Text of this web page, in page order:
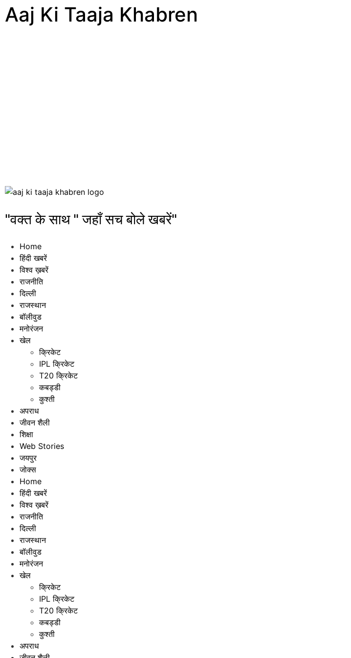
Aaj Ki Taaja Khabren
"वक्त के साथ " जहाँ सच बोले खबरें"
Home
हिंदी खबरें
विश्व ख़बरें
राजनीति
दिल्ली
राजस्थान
बॉलीवुड
मनोरंजन
खेल
क्रिकेट
IPL क्रिकेट
T20 क्रिकेट
कबड्डी
कुश्ती
अपराध
जीवन शैली
शिक्षा
Web Stories
जयपुर
जोक्स
Home
हिंदी खबरें
विश्व ख़बरें
राजनीति
दिल्ली
राजस्थान
बॉलीवुड
मनोरंजन
खेल
क्रिकेट
IPL क्रिकेट
T20 क्रिकेट
कबड्डी
कुश्ती
अपराध